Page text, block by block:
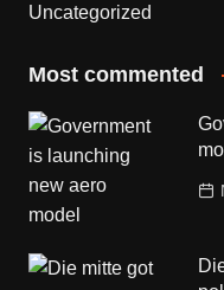
Uncategorized
Most commented